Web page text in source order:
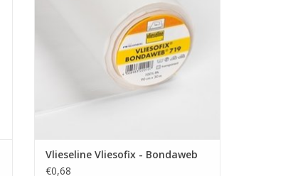
Onze stoffen worden verkocht vanaf en
per 10 cm.
Ook de prijs die je ziet is aangegeven per
10 cm.
Wil je een meter stof bestellen, vul dan
"10" als aantal in.
De stof wordt uiteraard
Vlieseline Vliesofix - Bondaweb
€0,68